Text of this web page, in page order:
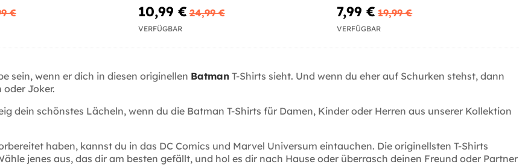
€ 10,99 € 24,99 €
VERFÜGBAR
7,99 € 19,99 €
VERFÜGBAR
sein, wenn er dich in diesen originellen Batman T-Shirts sieht. Und wenn du eher auf Schurken stehst, dann
Joker.
dein schönstes Lächeln, wenn du die Batman T-Shirts für Damen, Kinder oder Herren aus unserer Kollektion
haben, kannst du in das DC Comics und Marvel Universum eintauchen. Die originellsten T-Shirts
jenes aus, das dir am besten gefällt, und hol es dir nach Hause oder überrasch deinen Freund oder Partner